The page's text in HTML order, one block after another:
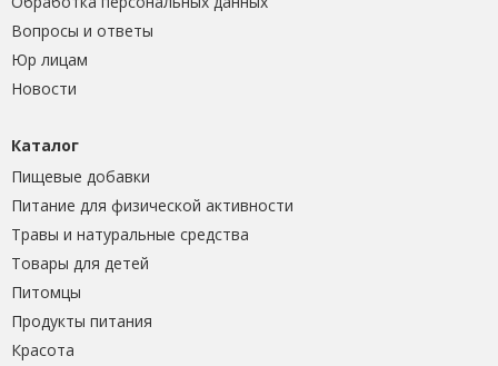
Вопросы и ответы
Юр лицам
Новости
Каталог
Пищевые добавки
Питание для физической активности
Травы и натуральные средства
Товары для детей
Питомцы
Продукты питания
Красота